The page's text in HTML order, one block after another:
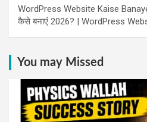
WordPress Website Kaise
कैसे बनाएं 2026? | WordPress
You may Missed